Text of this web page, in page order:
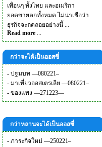
เพื่อนๆ ทั้งไทย และอเมริกา
ยอดขายตกทั้งหมด ไม่น่าเชื่อว่า
ธุรกิจจะถดถอยอย่างนี้ ...
Read more ...
กว่าจะได้เป็นออสซี่
- ปฐมบท —080221–
- มาเที่ยวออสเตรเลีย —080221–
- ของแพง —271223—
กว่าหลานจะได้เป็นออสซี่
- ภาระกิจใหม่ —250221–